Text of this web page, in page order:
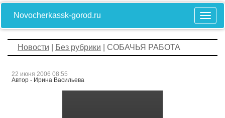
Novocherkassk-gorod.ru
Новости Без рубрики | СОБАЧЬЯ РАБОТА
22 июня 2006 08:55
Автор - Ирина Васильева